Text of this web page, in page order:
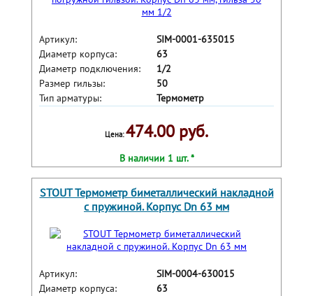
Артикул:
SIM-0001-635015
Диаметр корпуса:
63
Диаметр подключения:
1/2
Размер гильзы:
50
Тип арматуры:
Термометр
Цена:474.00 руб.
В наличии 1 шт. *
STOUT Термометр биметаллический накладной
с пружиной. Корпус Dn 63 мм
Артикул:
SIM-0004-630015
Диаметр корпуса:
63